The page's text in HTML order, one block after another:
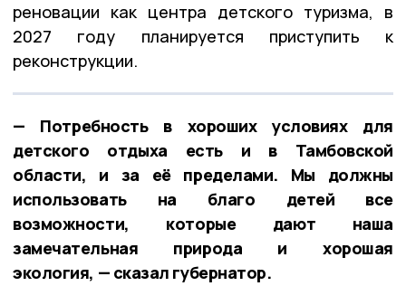
реновации как центра детского туризма, в
2027 году планируется приступить к
реконструкции.
— Потребность в хороших условиях для
детского отдыха есть и в Тамбовской
области, и за её пределами. Мы должны
использовать на благо детей все
возможности, которые дают наша
замечательная природа и хорошая
экология, — сказал губернатор.